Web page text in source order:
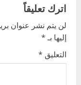
v
i
g
اترك تعليقاً
لن يتم نشر عنوان
إليها بـ*
التعليق *